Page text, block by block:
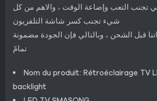
تجنب التعب وإضاعة الوقت ، والاهم من كل
شيء تجنب كسر شاشة التلفزيون
قبل الشحن ، وبالتالي فإن الجودة مضمونة
تمامً
Nom du produit: Rétroéclairage TV
backlight